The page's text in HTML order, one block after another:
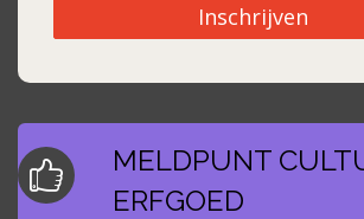
Inschrijven
MELDPUNT
ERFGOED